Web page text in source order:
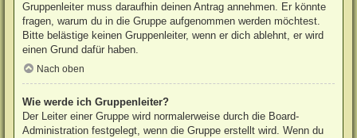
Gruppenleiter muss daraufhin deinen Antrag annehmen. Er könnte
fragen, warum du in die Gruppe aufgenommen werden möchtest.
Bitte belästige keinen Gruppenleiter, wenn er dich ablehnt, er wird
einen Grund dafür haben.
Nach oben
Wie werde ich Gruppenleiter?
Der Leiter einer Gruppe wird normalerweise durch die Board-
Administration festgelegt, wenn die Gruppe erstellt wird. Wenn du